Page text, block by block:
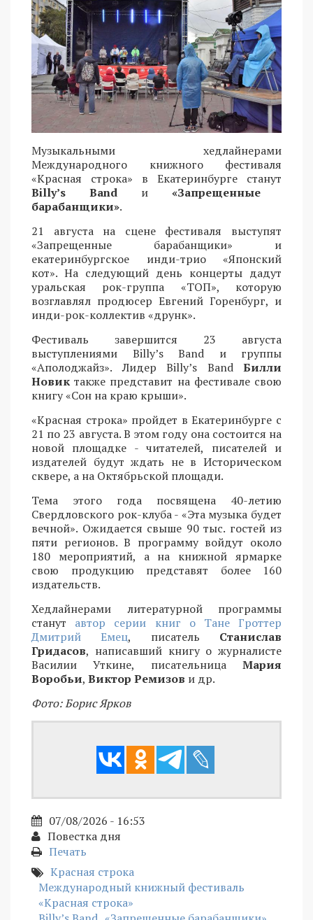
Музыкальными хедлайнерами
Международного книжного фестиваля
«Красная строка» в Екатеринбурге станут
Billy’s Band и «Запрещенные
барабанщики».
21 августа на сцене фестиваля выступят
«Запрещенные барабанщики» и
екатеринбургское инди-трио «Японский
кот». На следующий день концерты дадут
уральская рок-группа «ТОП», которую
возглавлял продюсер Евгений Горенбург, и
инди-рок-коллектив «друнк».
Фестиваль завершится 23 августа
выступлениями Billy’s Band и группы
«Аполоджайз». Лидер Billy’s Band Билли
Новик также представит на фестивале свою
книгу «Сон на краю крыши».
«Красная строка» пройдет в Екатеринбурге с
21 по 23 августа. В этом году она состоится на
новой площадке - читателей, писателей и
издателей будут ждать не в Историческом
сквере, а на Октябрьской площади.
Тема этого года посвящена 40-летию
Свердловского рок-клуба - «Эта музыка будет
вечной». Ожидается свыше 90 тыс. гостей из
пяти регионов. В программу войдут около
180 мероприятий, а на книжной ярмарке
свою продукцию представят более 160
издательств.
Хедлайнерами литературной программы
станут автор серии книг о Тане Гроттер
Дмитрий Емец, писатель Станислав
Гридасов, написавший книгу о журналисте
Василии Уткине, писательница Мария
Воробьи, Виктор Ремизов и др.
Фото: Борис Ярков
07/08/2026 - 16:53
Повестка дня
Печать
Красная строка
Международный книжный фестиваль
«Красная строка»